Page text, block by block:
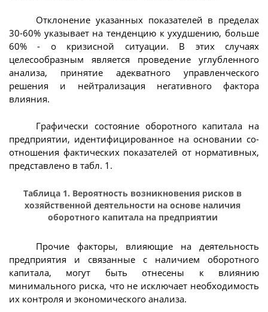
Отклонение указанных показателей в пределах
30-60% указывает на тенденцию к ухудшению, больше
60% - о кризисной ситуации. В этих случаях
целесообразным является проведение углубленного
анализа, принятие адекватного управленческого
решения и нейтрализация негативного фактора
влияния.
Графически состояние оборотного капитала на
предприятии, идентифицированное на основании со-
отношения фактических показателей от нормативных,
представлено в табл. 1.
Таблица 1. Вероятность возникновения рисков в
хозяйственной деятельности на основе наличия
оборотного капитала на предприятии
Прочие факторы, влияющие на деятельность
предприятия и связанные с наличием оборотного
капитала, могут быть отнесены к влиянию
минимального риска, что не исключает необходимость
их контроля и экономического анализа.